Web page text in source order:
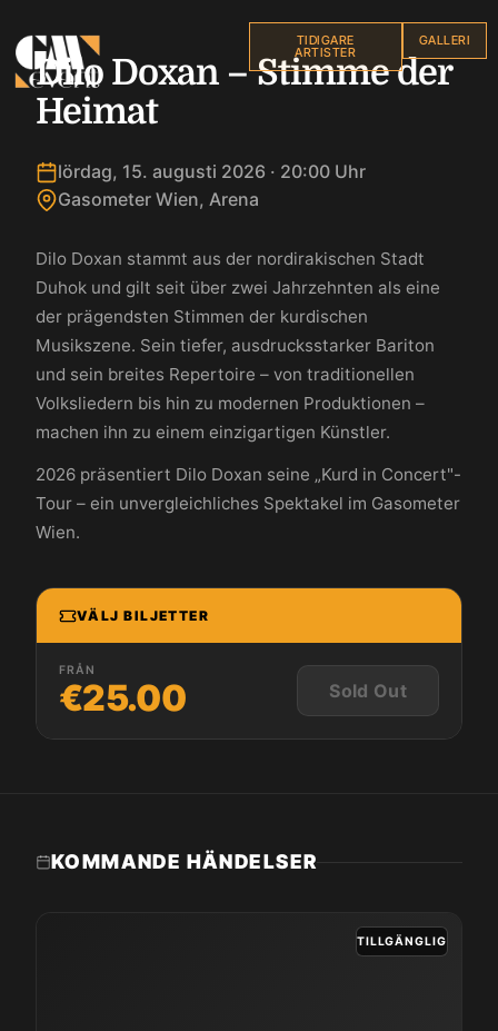
TIDIGARE
ARTISTER
GALLERI
Dilo Doxan – Stimme der
Heimat
lördag, 15. augusti 2026 · 20:00 Uhr
Gasometer Wien, Arena
Dilo Doxan stammt aus der nordirakischen Stadt
Duhok und gilt seit über zwei Jahrzehnten als eine
der prägendsten Stimmen der kurdischen
Musikszene. Sein tiefer, ausdrucksstarker Bariton
und sein breites Repertoire – von traditionellen
Volksliedern bis hin zu modernen Produktionen –
machen ihn zu einem einzigartigen Künstler.
2026 präsentiert Dilo Doxan seine „Kurd in Concert"-
Tour – ein unvergleichliches Spektakel im Gasometer
Wien.
VÄLJ BILJETTER
FRÅN
€25.00 Sold Out
KOMMANDE HÄNDELSER
TILLGÄNGLIG